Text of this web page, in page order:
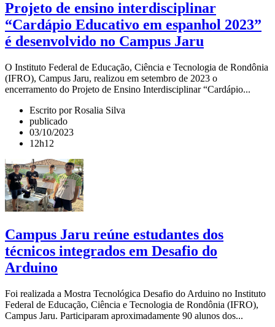
Projeto de ensino interdisciplinar
“Cardápio Educativo em espanhol 2023”
é desenvolvido no Campus Jaru
O Instituto Federal de Educação, Ciência e Tecnologia de Rondônia
(IFRO), Campus Jaru, realizou em setembro de 2023 o
encerramento do Projeto de Ensino Interdisciplinar “Cardápio...
Escrito por Rosalia Silva
publicado
03/10/2023
12h12
Campus Jaru reúne estudantes dos
técnicos integrados em Desafio do
Arduino
Foi realizada a Mostra Tecnológica Desafio do Arduino no Instituto
Federal de Educação, Ciência e Tecnologia de Rondônia (IFRO),
Campus Jaru. Participaram aproximadamente 90 alunos dos...